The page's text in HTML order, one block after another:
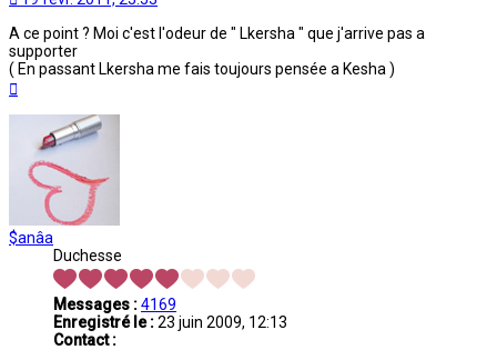
A ce point ? Moi c'est l'odeur de " Lkersha " que j'arrive pas a
supporter
( En passant Lkersha me fais toujours pensée a Kesha )
$anâa
Duchesse
Messages :4169
Enregistré le :23 juin 2009, 12:13
Contact :